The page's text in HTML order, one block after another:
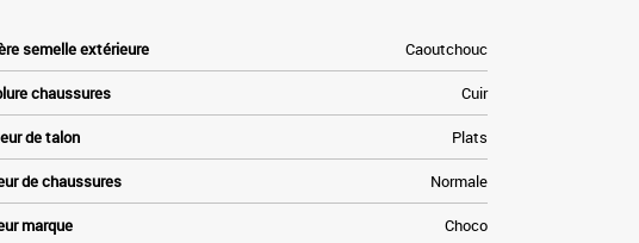
semelle extérieure Caoutchouc
chaussures Cuir
de talon Plats
de chaussures Normale
marque Choco